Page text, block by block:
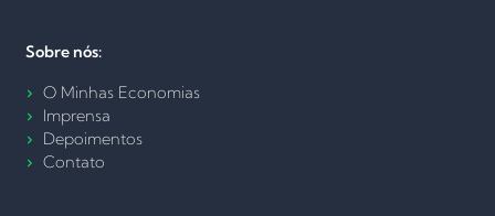
Sobre nós:
O Minhas Economias
Imprensa
Depoimentos
Contato